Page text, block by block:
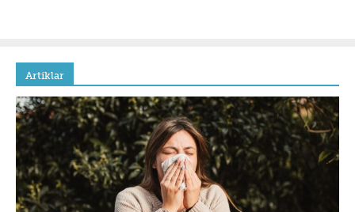
Artiklar